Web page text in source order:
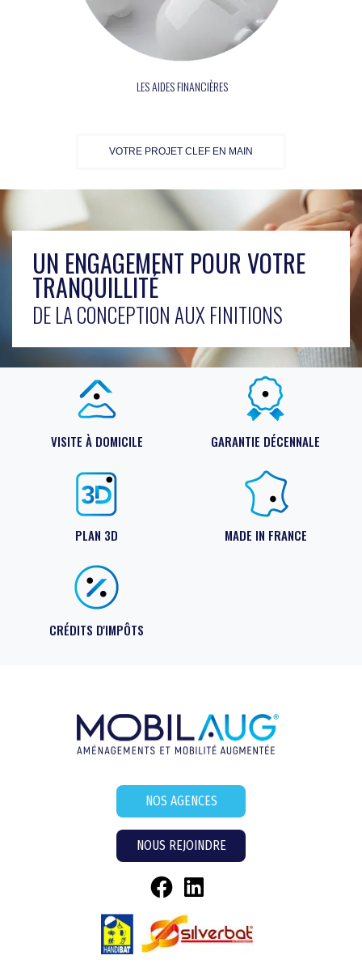
LES AIDES FINANCIÈRES
VOTRE PROJET CLEF EN MAIN
UN ENGAGEMENT POUR VOTRE
TRANQUILLITÉ
DE LA CONCEPTION AUX FINITIONS
VISITE À DOMICILE GARANTIE DÉCENNALE
PLAN 3D MADE IN FRANCE
CRÉDITS D'IMPÔTS
NOS AGENCES
NOUS REJOINDRE